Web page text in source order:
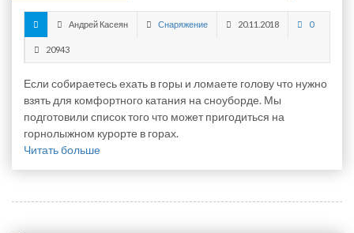
Андрей Касеян Снаряжение 20.11.2018 0
20943
Если собираетесь ехать в горы и ломаете голову что нужно
взять для комфортного катания на сноуборде. Мы
подготовили список того что может пригодиться на
горнолыжном курорте в горах.
Читать больше